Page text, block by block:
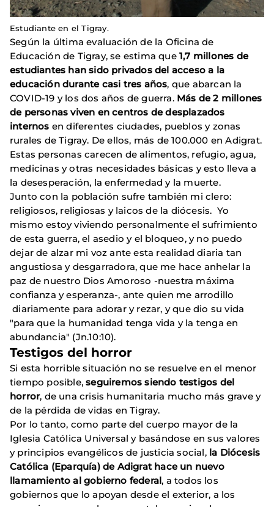
Estudiante en el Tigray.
Según la última evaluación de la Oficina de
Educación de Tigray, se estima que 1,7 millones de
estudiantes han sido privados del acceso a la
educación durante casi tres años, que abarcan la
COVID-19 y los dos años de guerra.Más de 2 millones
de personas viven en centros de desplazados
internos en diferentes ciudades, pueblos y zonas
rurales de Tigray. De ellos, más de 100.000 en Adigrat.
Estas personas carecen de alimentos, refugio, agua,
medicinas y otras necesidades básicas y esto lleva a
la desesperación, la enfermedad y la muerte.
Junto con la población sufre también mi clero:
religiosos, religiosas y laicos de la diócesis. Yo
mismo estoy viviendo personalmente el sufrimiento
de esta guerra, el asedio y el bloqueo, y no puedo
dejar de alzar mi voz ante esta realidad diaria tan
angustiosa y desgarradora, que me hace anhelar la
paz de nuestro Dios Amoroso -nuestra máxima
confianza y esperanza-, ante quien me arrodillo
diariamente para adorar y rezar, y que dio su vida
"para que la humanidad tenga vida y la tenga en
abundancia" (Jn.10:10).
Testigos del horror
Si esta horrible situación no se resuelve en el menor
tiempo posible,seguiremos siendo testigos del
horror, de una crisis humanitaria mucho más grave y
de la pérdida de vidas en Tigray.
Por lo tanto, como parte del cuerpo mayor de la
Iglesia Católica Universal y basándose en sus valores
y principios evangélicos de justicia social, la Diócesis
Católica (Eparquía) de Adigrat hace un nuevo
llamamiento al gobierno federal, a todos los
gobiernos que lo apoyan desde el exterior, a los